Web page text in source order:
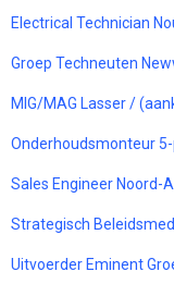
Electrical Technician
Groep Techneuten
MIG/MAG Lasser /
Onderhoudsmonteur
Sales Engineer Noord-
Strategisch
Uitvoerder Eminent